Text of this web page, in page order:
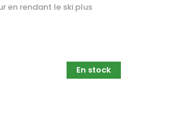
en rendant le ski plus
En stock